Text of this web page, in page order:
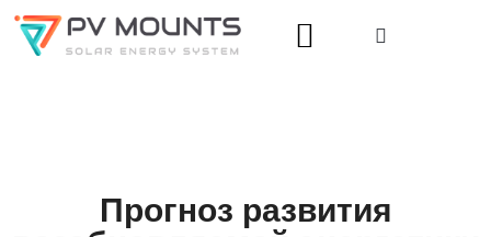
Прогноз развития